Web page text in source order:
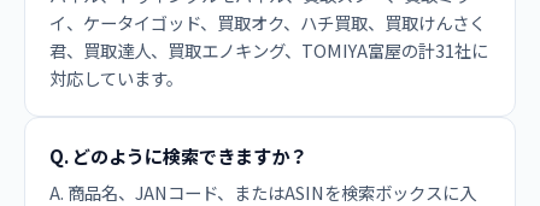
イ、ケータイゴッド、買取オク、ハチ買取、買取けんさく
君、買取達人、買取エノキング、TOMIYA富屋の計31社に
対応しています。
Q. どのように検索できますか？
A. 商品名、JANコード、またはASINを検索ボックスに入